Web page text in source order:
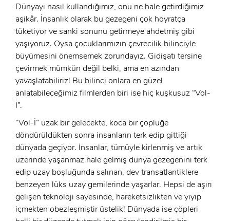
x
GIRIŞ YAP
x
ÜYE OL
Ad Soyad:
Dünyayı nasıl kullandığımız, onu ne hale getirdiğimiz
aşikâr. İnsanlık olarak bu gezegeni çok hoyratça
tüketiyor ve sanki sonunu getirmeye ahdetmiş gibi
yaşıyoruz. Oysa çocuklarımızın çevrecilik bilinciyle
büyümesini önemsemek zorundayız. Gidişatı tersine
çevirmek mümkün değil belki, ama en azından
yavaşlatabiliriz! Bu bilinci onlara en güzel
anlatabileceğimiz filmlerden biri ise hiç kuşkusuz “Vol-
İ”.
“Vol-İ” uzak bir gelecekte, koca bir çöplüğe
döndürüldükten sonra insanların terk edip gittiği
dünyada geçiyor. İnsanlar, tümüyle kirlenmiş ve artık
üzerinde yaşanmaz hale gelmiş dünya gezegenini terk
edip uzay boşluğunda salınan, dev transatlantiklere
benzeyen lüks uzay gemilerinde yaşarlar. Hepsi de aşırı
gelişen teknoloji sayesinde, hareketsizlikten ve yiyip
içmekten obezleşmiştir üstelik! Dünyada ise çöpleri